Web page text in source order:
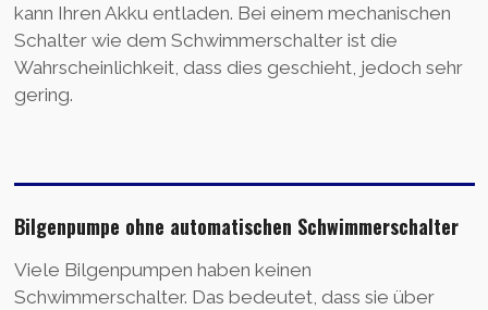
kann Ihren Akku entladen. Bei einem mechanischen
Schalter wie dem Schwimmerschalter ist die
Wahrscheinlichkeit, dass dies geschieht, jedoch sehr
gering.
Bilgenpumpe ohne automatischen Schwimmerschalter
Viele Bilgenpumpen haben keinen
Schwimmerschalter. Das bedeutet, dass sie über